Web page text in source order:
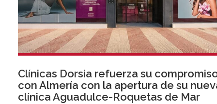
Clínicas Dorsia refuerza su
con Almería con la apertura de su
clínica Aguadulce-Roquetas de Mar